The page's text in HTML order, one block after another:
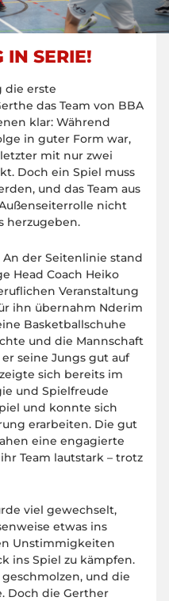
IN SERIE!
die erste
das Team von BBA
klar: Während
in guter Form war,
mit nur zwei
Doch ein Spiel muss
und das Team aus
nicht
herzugeben.
der Seitenlinie stand
Head Coach Heiko
Veranstaltung
ihn übernahm Nderim
Basketballschuhe
und die Mannschaft
seine Jungs gut auf
sich bereits im
und Spielfreude
und konnte sich
erarbeiten. Die gut
eine engagierte
Team lautstark – trotz
viel gewechselt,
etwas ins
Unstimmigkeiten
ins Spiel zu kämpfen.
und die
Doch die Gerther